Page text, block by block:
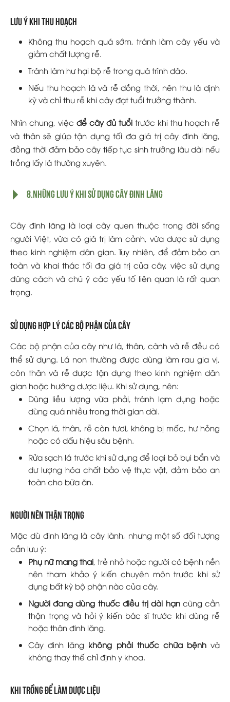
Lưu ý khi thu hoạch
Không thu hoạch quá sớm, tránh làm cây yếu và
giảm chất lượng rễ.
Tránh làm hư hại bộ rễ trong quá trình đào.
Nếu thu hoạch lá và rễ đồng thời, nên thu lá định
kỳ và chỉ thu rễ khi cây đạt tuổi trưởng thành.
Nhìn chung, việc để cây đủ tuổi trước khi thu hoạch rễ
và thân sẽ giúp tận dụng tối đa giá trị cây đinh lăng,
đồng thời đảm bảo cây tiếp tục sinh trưởng lâu dài nếu
trồng lấy lá thường xuyên.
8.Những lưu ý khi sử dụng cây đinh lăng
Cây đinh lăng là loại cây quen thuộc trong đời sống
người Việt, vừa có giá trị làm cảnh, vừa được sử dụng
theo kinh nghiệm dân gian. Tuy nhiên, để đảm bảo an
toàn và khai thác tối đa giá trị của cây, việc sử dụng
đúng cách và chú ý các yếu tố liên quan là rất quan
trọng.
Sử dụng hợp lý các bộ phận của cây
Các bộ phận của cây như lá, thân, cành và rễ đều có
thể sử dụng. Lá non thường được dùng làm rau gia vị,
còn thân và rễ được tận dụng theo kinh nghiệm dân
gian hoặc hướng dược liệu. Khi sử dụng, nên:
Dùng liều lượng vừa phải, tránh lạm dụng hoặc
dùng quá nhiều trong thời gian dài.
Chọn lá, thân, rễ còn tươi, không bị mốc, hư hỏng
hoặc có dấu hiệu sâu bệnh.
Rửa sạch lá trước khi sử dụng để loại bỏ bụi bẩn và
dư lượng hóa chất bảo vệ thực vật, đảm bảo an
toàn cho bữa ăn.
Người nên thận trọng
Mặc dù đinh lăng là cây lành, nhưng một số đối tượng
cần lưu ý:
Phụ nữ mang thai, trẻ nhỏ hoặc người có bệnh nền
nên tham khảo ý kiến chuyên môn trước khi sử
dụng bất kỳ bộ phận nào của cây.
Người đang dùng thuốc điều trị dài hạncũng cần
thận trọng và hỏi ý kiến bác sĩ trước khi dùng rễ
hoặc thân đinh lăng.
Cây đinh lăng không phải thuốc chữa bệnhvà
không thay thế chỉ định y khoa.
Khi trồng để làm dược liệu